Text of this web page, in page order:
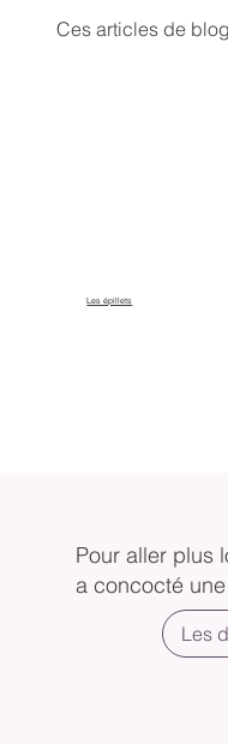
Ces articles de
Les épillets
Pour aller plus
a concocté
Les